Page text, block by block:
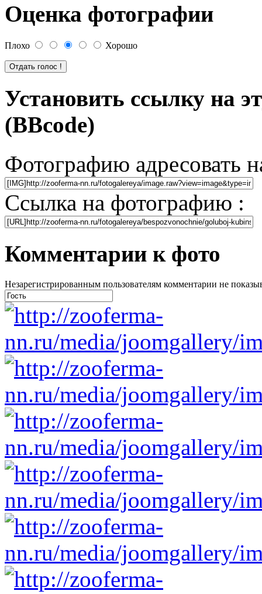
Оценка фотографии
Плохо Хорошо
Установить ссылку на
(BBcode)
Фотографию адресовать
Ссылка на фотографию :
Комментарии к фото
Незарегистрированным пользователям комментарии не